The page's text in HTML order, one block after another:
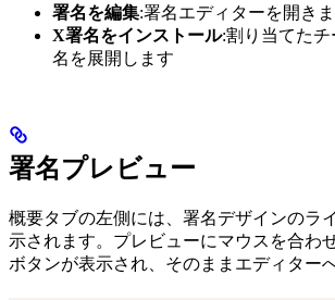
署名を編集:署名エディターを開き
X署名をインストール:割り当てた
名を展開します
署名プレビュー
概要タブの左側には、署名デザインのラ
示されます。プレビューにマウスを合わ
ボタンが表示され、そのままエディター